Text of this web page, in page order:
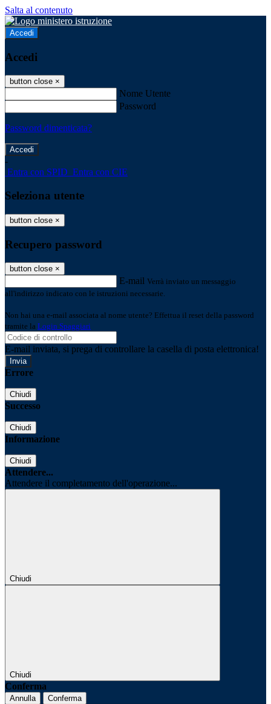
Salta al contenuto
Accedi
Accedi
button close ×
Nome Utente
Password
Password dimenticata?
-
Entra con SPID Entra con CIE
Seleziona utente
button close ×
Recupero password
button close ×
E-mail Verrà inviato un messaggio
all'indirizzo indicato con le istruzioni necessarie.
Non hai una e-mail associata al nome utente? Effettua il reset della password
tramite la Login Spaggiari
E-mail inviata, si prega di controllare la casella di posta elettronica!
Errore
Chiudi
Successo
Chiudi
Informazione
Chiudi
Attendere...
Attendere il completamento dell'operazione...
Chiudi
Chiudi
Conferma
Annulla Conferma